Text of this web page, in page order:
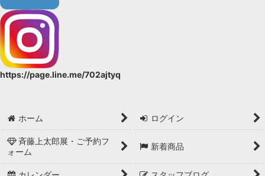
木綿
混紡（綿麻・絹紅梅・絹麻その他）
セオα
59kimono
総絞り
https://page.line.me/702ajtyq
ホーム ログイン
斉藤上太郎展・ご予約フ
ォーム
新着商品